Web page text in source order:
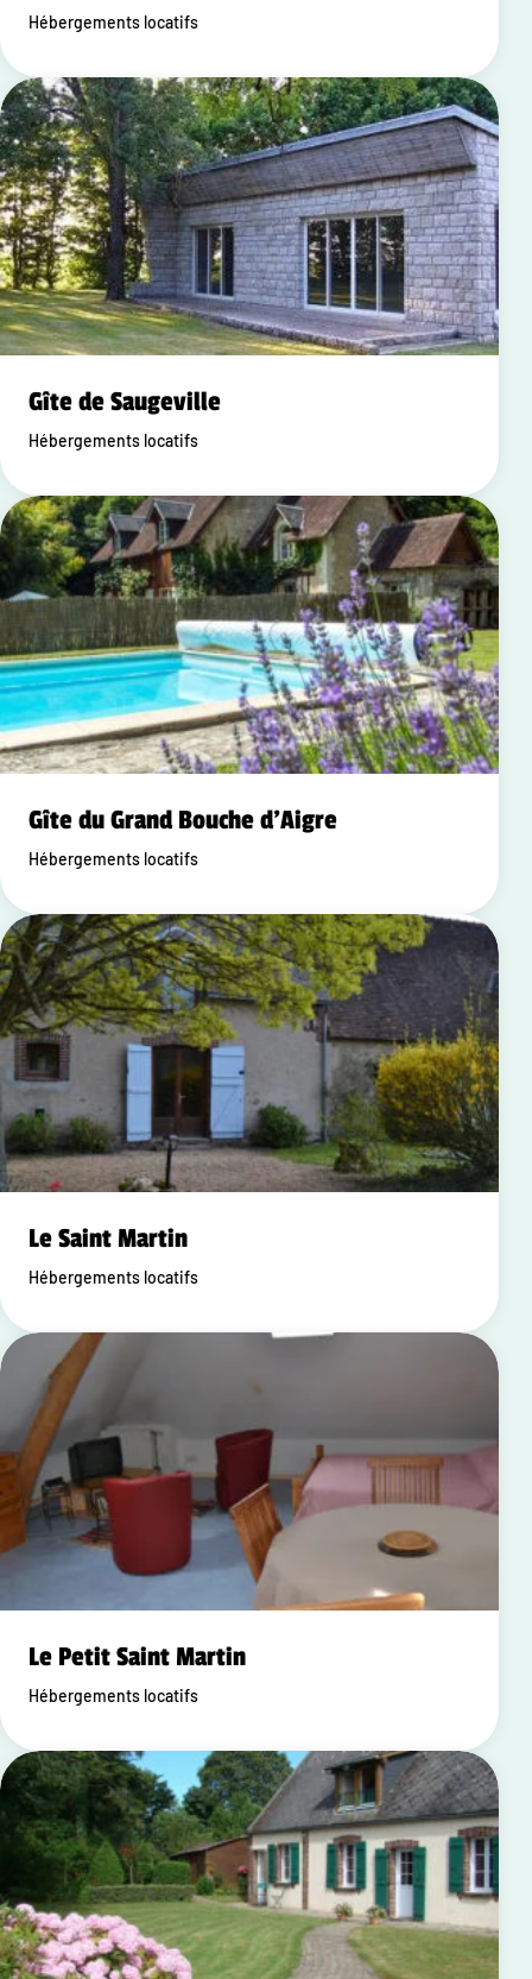
Hébergements locatifs
Gîte de Saugeville
Hébergements locatifs
Gîte du Grand Bouche d'Aigre
Hébergements locatifs
Le Saint Martin
Hébergements locatifs
Le Petit Saint Martin
Hébergements locatifs